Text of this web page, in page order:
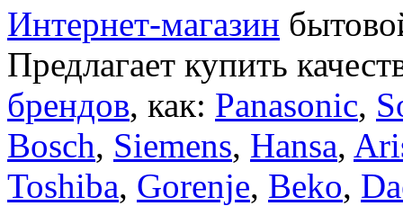
Интернет-магазин
Предлагает купить
брендов, как: Panasonic,
Bosch, Siemens, Hansa,
Toshiba, Gorenje, Beko,